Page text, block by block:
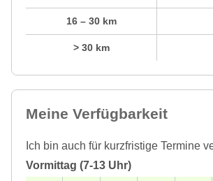
16 – 30 km
> 30 km
Meine Verfügbarkeit
Ich bin auch für kurzfristige Termine
Vormittag (7-13 Uhr)